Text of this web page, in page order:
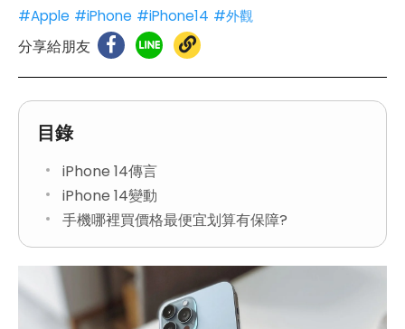
#Apple #iPhone #iPhone14 #外觀
分享給朋友
目錄
iPhone 14傳言
iPhone 14變動
手機哪裡買價格最便宜划算有保障?